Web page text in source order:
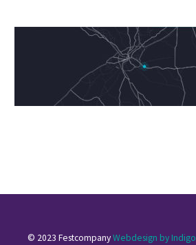
© 2023 FestcompanyWebdesign by Indigo